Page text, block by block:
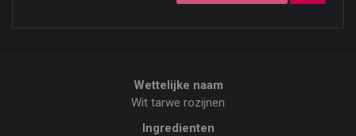
Wettelijke naam
Wit tarwe rozijnen
Ingredienten